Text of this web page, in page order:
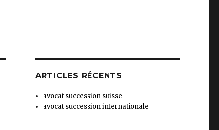
ARTICLES RÉCENTS
avocat succession suisse
avocat succession internationale